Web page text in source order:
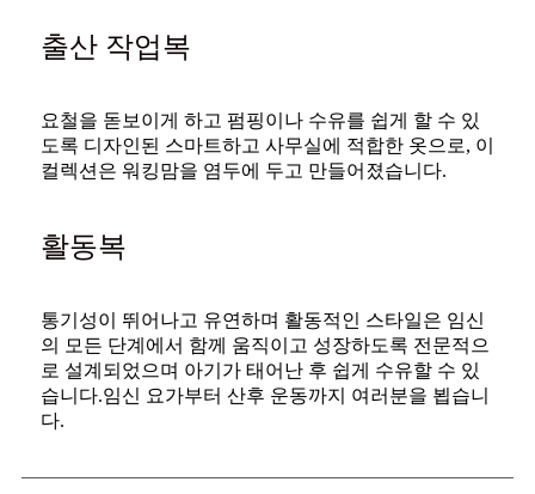
출산 작업복
요철을 돋보이게 하고 펌핑이나 수유를 쉽게 할 수 있
도록 디자인된 스마트하고 사무실에 적합한 옷으로, 이
컬렉션은 워킹맘을 염두에 두고 만들어졌습니다.
활동복
통기성이 뛰어나고 유연하며 활동적인 스타일은 임신
의 모든 단계에서 함께 움직이고 성장하도록 전문적으
로 설계되었으며 아기가 태어난 후 쉽게 수유할 수 있
습니다.임신 요가부터 산후 운동까지 여러분을 뵙습니
다.